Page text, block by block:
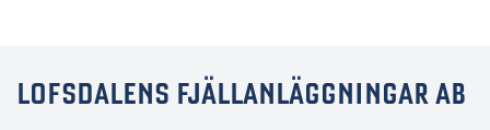
LOFSDALENS FJÄLLANLÄGGNINGAR AB